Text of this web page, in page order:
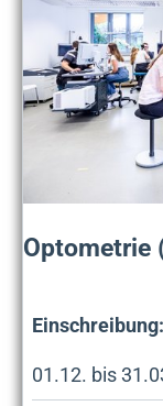
Optometrie
Einschreibung:
01.12. bis